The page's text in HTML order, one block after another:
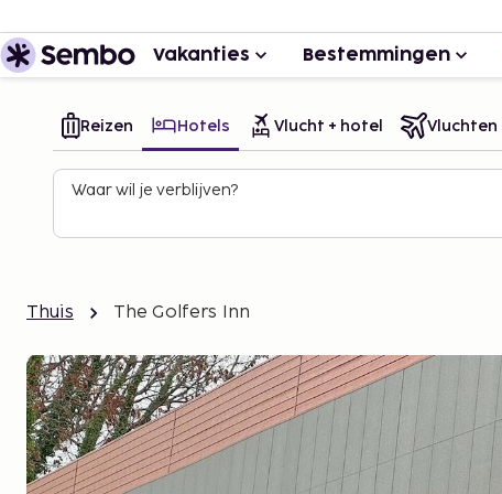
Vakanties Bestemmingen
Reizen Hotels Vlucht + hotel Vluchten
Waar wil je verblijven?
Thuis The Golfers Inn